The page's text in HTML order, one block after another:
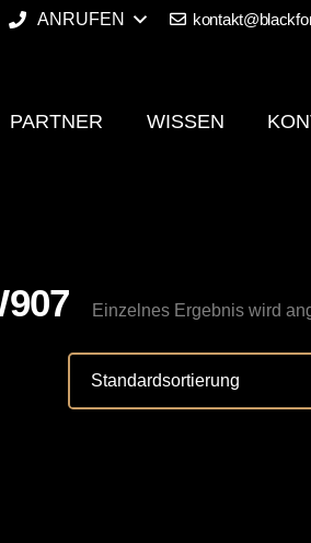
ANRUFEN
PARTNER WISSEN
Einzelnes Ergebnis wird